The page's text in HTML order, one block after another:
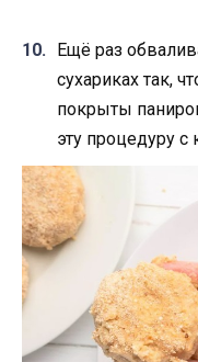
Ещё раз
сухариках так,
покрыты
эту процедуру